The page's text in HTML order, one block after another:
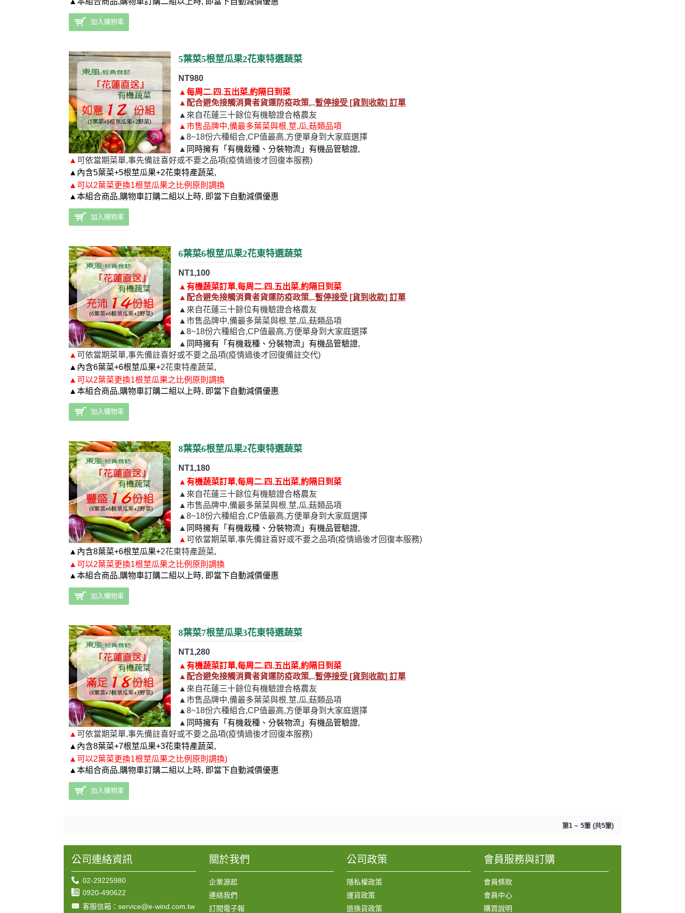
加入購物車
5葉菜5根莖瓜果2花東特選蔬菜
NT980
▲ 每周二.四.五出菜,約隔日 到 菜
▲ 配合避免接觸消費者貨運防疫政策,..暫停接受 [貨到收款] 訂單
▲ 來自花蓮三十餘位有機驗證合格農友
▲市售品牌中,備最多葉菜與根 莖,瓜,菇類品項
▲8~18份六種組合,CP值最高,方便單身到大家庭選擇
▲ 同時擁有「有機栽種、分裝物流」有機品管驗證,
▲ 可依當期菜單,事先備註喜好或不要之品項(疫情過後才回復本服務)
▲ 內含5葉菜+5根莖瓜果+2花東特產蔬菜,
▲ 可以2葉菜更換1根莖瓜果之比例原則調換
▲本組合商品,購物車訂購二組以上時, 即當下自動減價優惠
加入購物車
6葉菜6根莖瓜果2花東特選蔬菜
NT1,100
▲ 有機蔬菜訂單,每周二.四.五出菜,約隔日到菜
▲ 配合避免接觸消費者貨運防疫政策,..暫停接受 [貨到收款] 訂單
▲ 來自花蓮三十餘位有機驗證合格農友
▲市售品牌中,備最多葉菜與根,莖,瓜,菇類品項
▲8~18份六種組合,CP值最高,方便單身到大家庭選擇
▲ 同時擁有「有機栽種、分裝物流」有機品管驗證,
▲ 可依當期菜單,事先備註喜好或不要之品項(疫情過後才回復備註交代)
▲ 內含6葉菜+6根莖瓜果+2花東特產蔬菜,
▲ 可以2葉菜更換1根莖瓜果之比例原則調換
▲本組合商品,購物車訂購二組以上時, 即當下自動減價優惠
加入購物車
8葉菜6根莖瓜果2花東特選蔬菜
NT1,180
▲ 有機蔬菜訂單,每周二.四.五出菜,約隔日到菜
▲ 來自花蓮三十餘位有機驗證合格農友
▲市售品牌中,備最多葉菜與根 莖,瓜,菇類品項
▲8~18份六種組合,CP值最高,方便單身到大家庭選擇
▲ 同時擁有「有機栽種、分裝物流」有機品管驗證,
▲ 可依當期菜單,事先備註喜好或不要之品項(疫情過後才回復本服務)
▲ 內含8葉菜+6根莖瓜果+2花東特產蔬菜,
▲ 可以2葉菜更換1根莖瓜果之比例原則調換
▲本組合商品,購物車訂購二組以上時, 即當下自動減價優惠
加入購物車
8葉菜7根莖瓜果3花東特選蔬菜
NT1,280
▲ 有機蔬菜訂單,每周二.四.五出菜,約隔日到菜
▲ 配合避免接觸消費者貨運防疫政策,..暫停接受 [貨到收款] 訂單
▲ 來自花蓮三十餘位有機驗證合格農友
▲市售品牌中,備最多葉菜與根,莖,瓜,菇類品項
▲8~18份六種組合,CP值最高,方便單身到大家庭選擇
▲ 同時擁有「有機栽種、分裝物流」有機品管驗證,
▲ 可依當期菜單,事先備註喜好或不要之品項(疫情過後才回復本服務)
▲ 內含8葉菜+7根莖瓜果+3花東特產蔬菜,
▲ 可以2葉菜更換1根莖瓜果之比例原則調換)
▲本組合商品,購物車訂購二組以上時, 即當下自動減價優惠
加入購物車
第1 ~ 5筆 (共5筆)
公司連絡資訊
02-29225980
0920-490622
客服信箱：service@e-wind.com.tw
關於我們
企業源起
連絡我們
訂閱電子報
公司政策
隱私權政策
運貨政策
退換貨政策
會員服務與訂購
會員條款
會員中心
購買說明